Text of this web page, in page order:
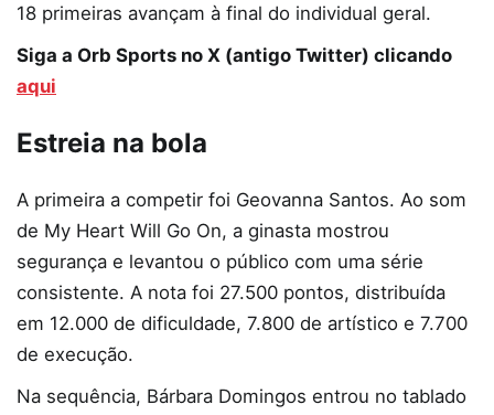
18 primeiras avançam à final do individual geral.
Siga a Orb Sports no X (antigo Twitter) clicando
aqui
Estreia na bola
A primeira a competir foi Geovanna Santos. Ao som
de My Heart Will Go On, a ginasta mostrou
segurança e levantou o público com uma série
consistente. A nota foi 27.500 pontos, distribuída
em 12.000 de dificuldade, 7.800 de artístico e 7.700
de execução.
Na sequência, Bárbara Domingos entrou no tablado